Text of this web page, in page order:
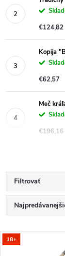
€124,82
Kopija
€62,57
Meč
€196,16
Filtrovať
R
a
Najdrahšie
V
18+